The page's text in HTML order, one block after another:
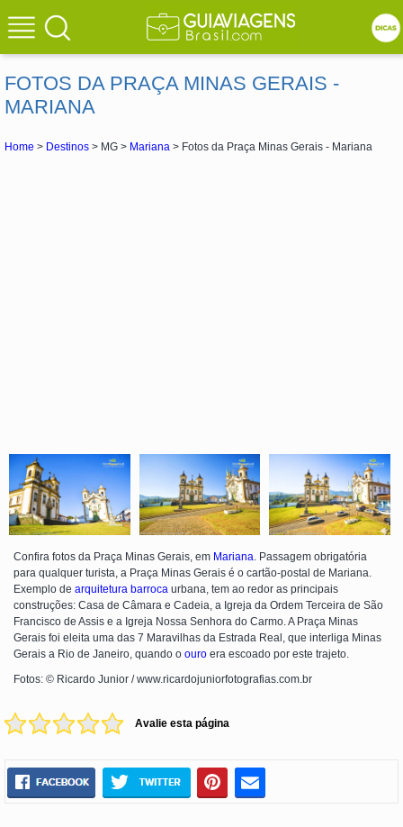
FOTOS DA PRAÇA MINAS GERAIS -
MARIANA
Home > Destinos > MG > Mariana > Fotos da Praça Minas Gerais - Mariana
Confira fotos da Praça Minas Gerais, em Mariana . Passagem obrigatória
para qualquer turista, a Praça Minas Gerais é o cartão-postal de Mariana.
Exemplo de arquitetura barroca urbana, tem ao redor as principais
construções: Casa de Câmara e Cadeia, a Igreja da Ordem Terceira de São
Francisco de Assis e a Igreja Nossa Senhora do Carmo. A Praça Minas
Gerais foi eleita uma das 7 Maravilhas da Estrada Real, que interliga Minas
Gerais a Rio de Janeiro, quando o ouro era escoado por este trajeto.
Fotos: © Ricardo Junior / www.ricardojuniorfotografias.com.br
Avalie esta página